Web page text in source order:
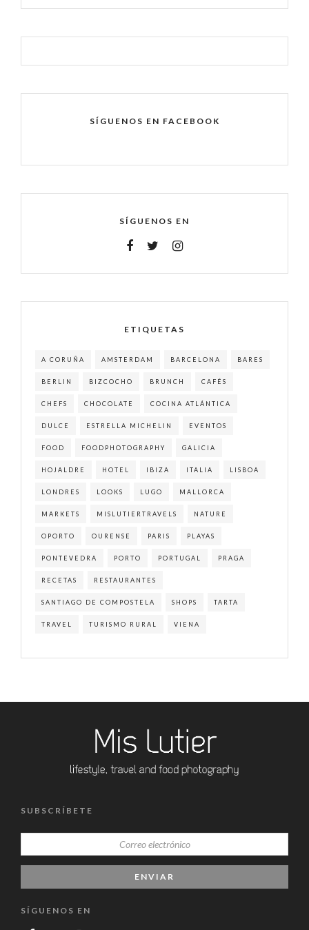
SÍGUENOS EN FACEBOOK
SÍGUENOS EN
ETIQUETAS
A CORUÑA AMSTERDAM BARCELONA BARES
BERLIN BIZCOCHO BRUNCH CAFÉS
CHEFS CHOCOLATE COCINA ATLÁNTICA
DULCE ESTRELLA MICHELIN EVENTOS
FOOD FOODPHOTOGRAPHY GALICIA
HOJALDRE HOTEL IBIZA ITALIA LISBOA
LONDRES LOOKS LUGO MALLORCA
MARKETS MISLUTIERTRAVELS NATURE
OPORTO OURENSE PARIS PLAYAS
PONTEVEDRA PORTO PORTUGAL PRAGA
RECETAS RESTAURANTES
SANTIAGO DE COMPOSTELA SHOPS TARTA
TRAVEL TURISMO RURAL VIENA
SUBSCRÍBETE
SÍGUENOS EN